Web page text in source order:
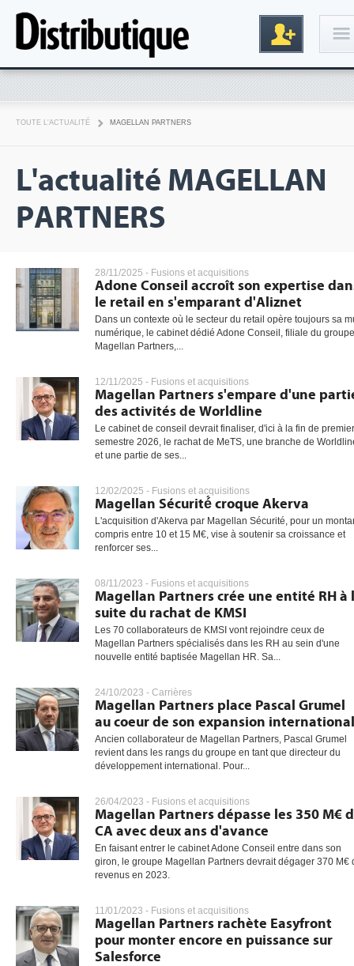
TOUTE L'ACTUALITÉ MAGELLAN PARTNERS
L'actualité MAGELLAN
PARTNERS
28/11/2025 - Fusions et acquisitions
Adone Conseil accroît son expertise
le retail en s'emparant d'Aliznet
Dans un contexte où le secteur du retail opère toujours sa
numérique, le cabinet dédié Adone Conseil, filiale du groupe
Magellan Partners,...
12/11/2025 - Fusions et acquisitions
Magellan Partners s'empare d'une
des activités de Worldline
Le cabinet de conseil devrait finaliser, d'ici à la fin de premier
semestre 2026, le rachat de MeTS, une branche de
et une partie de ses...
12/02/2025 - Fusions et acquisitions
Magellan Sécurité́ croque Akerva
L'acquisition d'Akerva par Magellan Sécurité, pour un
compris entre 10 et 15 M€, vise à soutenir sa croissance et
renforcer ses...
08/11/2023 - Fusions et acquisitions
Magellan Partners crée une entité RH à
suite du rachat de KMSI
Les 70 collaborateurs de KMSI vont rejoindre ceux de
Magellan Partners spécialisés dans les RH au sein d'une
nouvelle entité baptisée Magellan HR. Sa...
24/10/2023 - Carrières
Magellan Partners place Pascal Grumel
au coeur de son expansion
Ancien collaborateur de Magellan Partners, Pascal Grumel
revient dans les rangs du groupe en tant que directeur du
développement international. Pour...
26/04/2023 - Fusions et acquisitions
Magellan Partners dépasse les 350 M€
CA avec deux ans d'avance
En faisant entrer le cabinet Adone Conseil entre dans son
giron, le groupe Magellan Partners devrait dégager 370 M€
revenus en 2023.
11/01/2023 - Fusions et acquisitions
Magellan Partners rachète Easyfront
pour monter encore en puissance sur
Salesforce